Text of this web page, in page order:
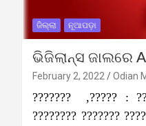
ଜିଲ୍ଲା ନୂଆପଡ଼ା
ଭିଜିଲାନ୍ସ ଜାଲରେ
February 2, 2022 Odian
??????? ,????? :
???????? ???????